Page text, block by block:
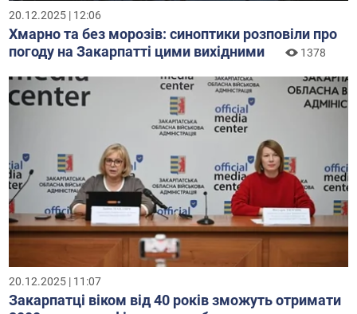
20.12.2025 | 12:06
Хмарно та без морозів: синоптики розповіли про
погоду на Закарпатті цими вихідними
1378
20.12.2025 | 11:07
Закарпатці віком від 40 років зможуть отримати